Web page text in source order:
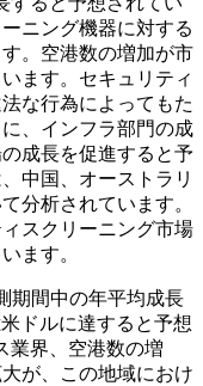
ニング機器に対する
。空港数の増加が市
ます。セキュリティ
な行為によってもた
、インフラ部門の成
成長を促進すると予
中国、オーストラリ
分析されています。
スクリーニング市場
ます。
期間中の年平均成長
ドルに達すると予想
業界、空港数の増
が、この地域におけ